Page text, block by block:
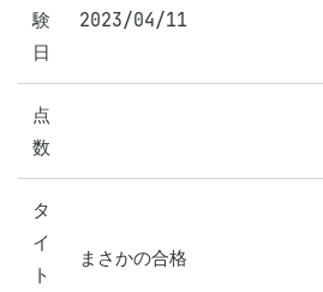
験
日
2023/04/11
点
数
タ
イ
ト
まさかの合格